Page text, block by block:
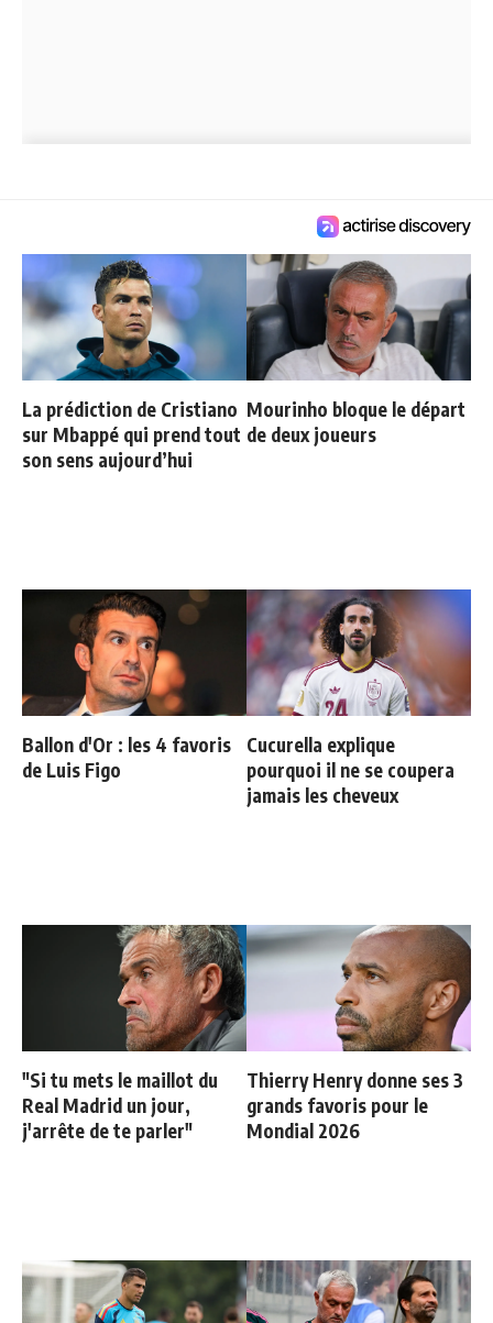
La prédiction de Cristiano
sur Mbappé qui prend tout
son sens aujourd’hui
Mourinho bloque le départ
de deux joueurs
Ballon d'Or : les 4 favoris
de Luis Figo
Cucurella explique
pourquoi il ne se coupera
jamais les cheveux
"Si tu mets le maillot du
Real Madrid un jour,
j'arrête de te parler"
Thierry Henry donne ses 3
grands favoris pour le
Mondial 2026